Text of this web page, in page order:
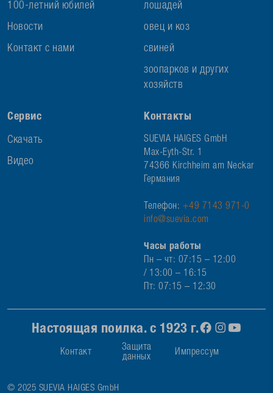
100-летний юбилей
Новости
Контакт с нами
лошадей
овец и коз
свиней
зоопарков и других
хозяйств
Сервис
Скачать
Видео
Контакты
SUEVIA HAIGES GmbH
Max-Eyth-Str. 1
74366 Kirchheim am Neckar
Германия
Телефон: +49 7143 971-0
info@suevia.com
Часы работы
Пн – чт: 07:15 – 12:00
/ 13:00 – 16:15
Пт: 07:15 – 12:30
Настоящая поилка. с 1923 г.
Контакт
Защита
данных
Импрессум
© 2025 SUEVIA HAIGES GmbH